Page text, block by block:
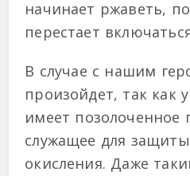
начинает ржаветь,
перестает
В случае с нашим
произойдет, так как
имеет позолоченное
служащее для
окисления. Даже